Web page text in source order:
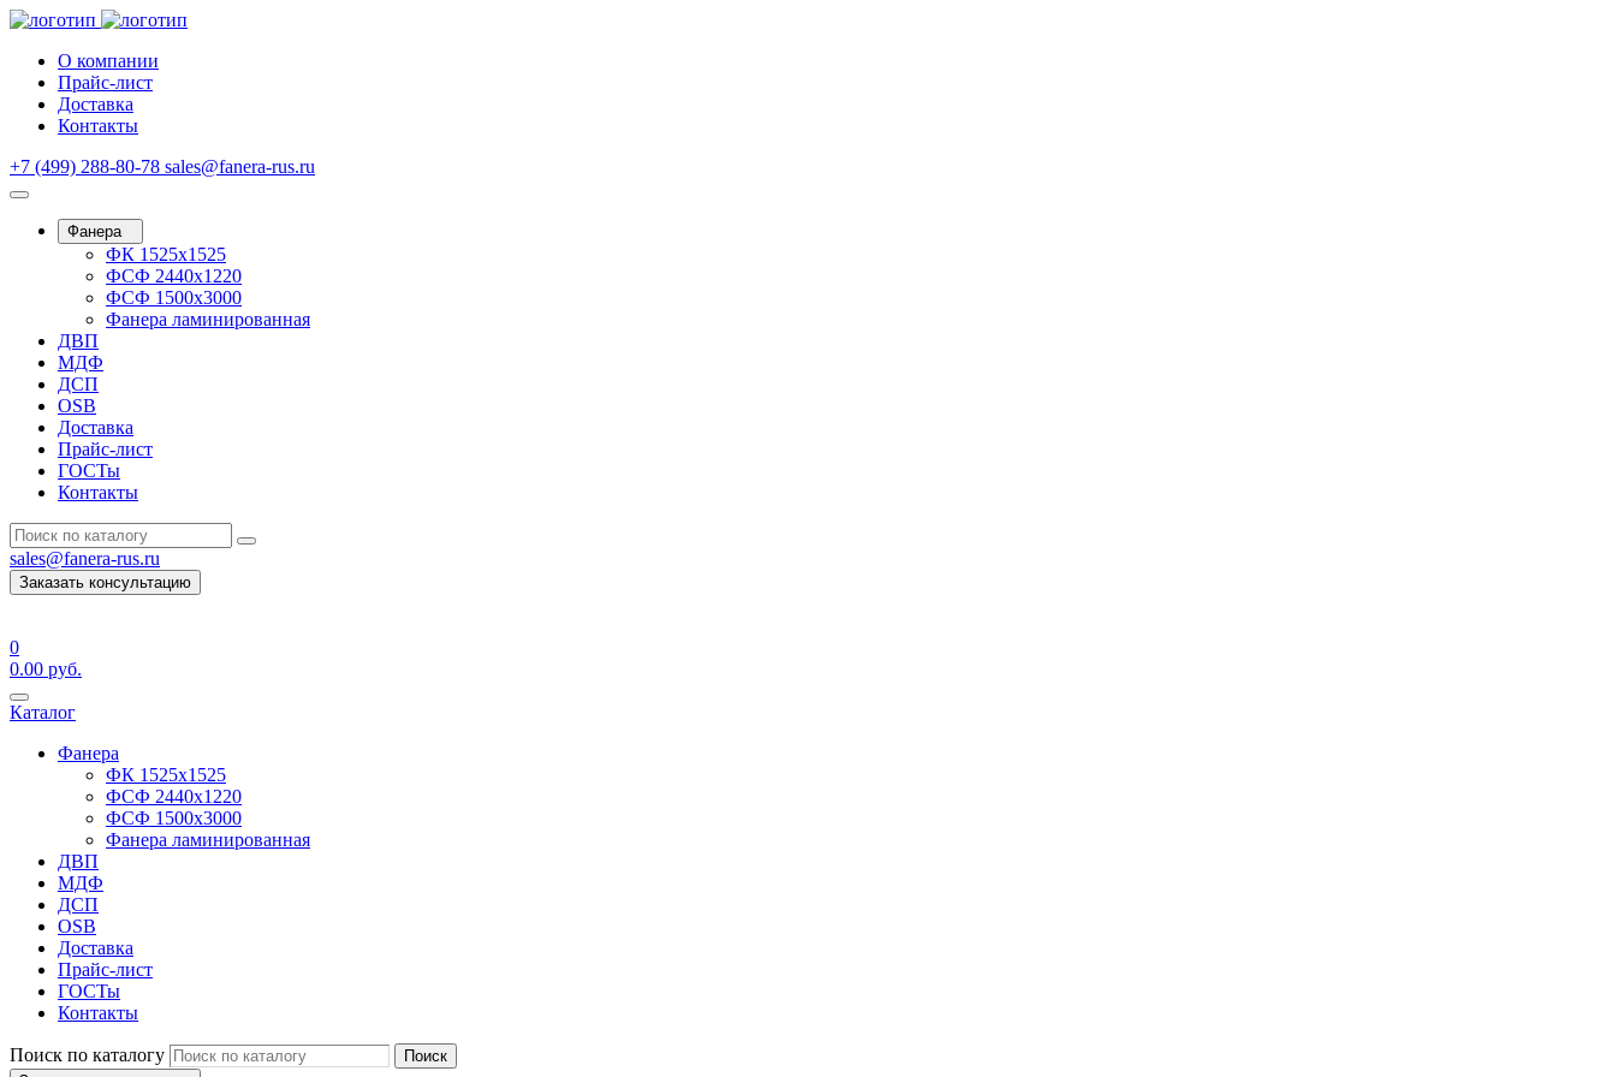
О компании
Прайс-лист
Доставка
Контакты
+7 (499) 288-80-78 sales@fanera-rus.ru
Фанера
ФК 1525х1525
ФСФ 2440х1220
ФСФ 1500х3000
Фанера ламинированная
ДВП
МДФ
ДСП
OSB
Доставка
Прайс-лист
ГОСТы
Контакты
sales@fanera-rus.ru
Заказать консультацию
0
0.00 руб.
Каталог
Фанера
ФК 1525х1525
ФСФ 2440х1220
ФСФ 1500х3000
Фанера ламинированная
ДВП
МДФ
ДСП
OSB
Доставка
Прайс-лист
ГОСТы
Контакты
Поиск по каталогу
Поиск